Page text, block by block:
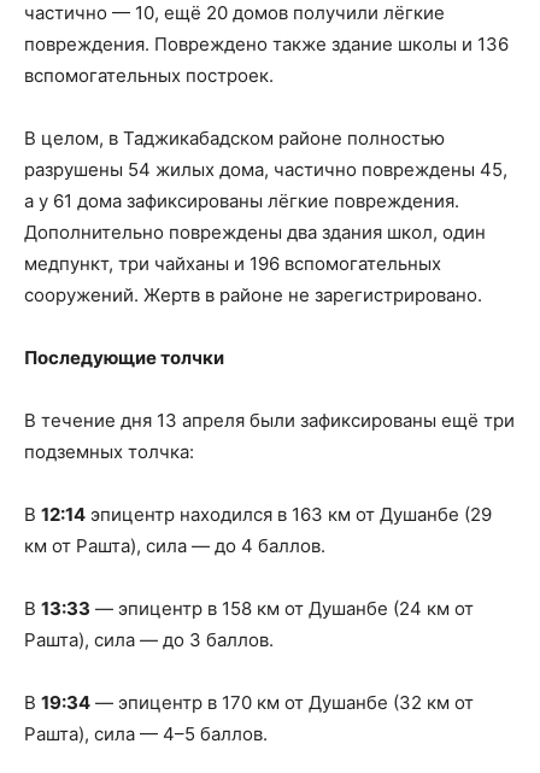
частично — 10, ещё 20 домов получили лёгкие
повреждения. Повреждено также здание школы и 136
вспомогательных построек.
В целом, в Таджикабадском районе полностью
разрушены 54 жилых дома, частично повреждены 45,
а у 61 дома зафиксированы лёгкие повреждения.
Дополнительно повреждены два здания школ, один
медпункт, три чайханы и 196 вспомогательных
сооружений. Жертв в районе не зарегистрировано.
Последующие толчки
В течение дня 13 апреля были зафиксированы ещё три
подземных толчка:
В 12:14 эпицентр находился в 163 км от Душанбе (29
км от Рашта), сила — до 4 баллов.
В 13:33 — эпицентр в 158 км от Душанбе (24 км от
Рашта), сила — до 3 баллов.
В 19:34 — эпицентр в 170 км от Душанбе (32 км от
Рашта), сила — 4–5 баллов.